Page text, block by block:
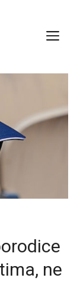
ne